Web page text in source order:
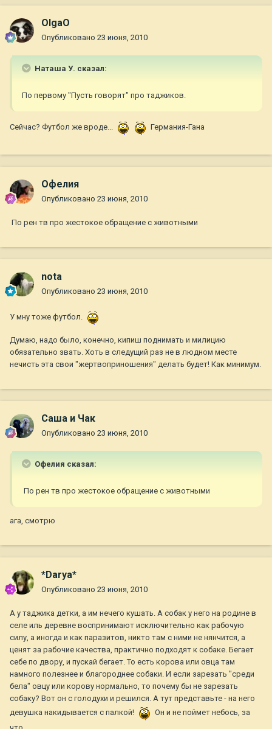
OlgaO
Опубликовано 23 июня, 2010
Наташа У. сказал:
По первому "Пусть говорят" про таджиков.
Сейчас? Футбол же вроде... Германия-Гана
Офелия
Опубликовано 23 июня, 2010
По рен тв про жестокое обращение с животными
nota
Опубликовано 23 июня, 2010
У мну тоже футбол.
Думаю, надо было, конечно, кипиш поднимать и милицию
обязательно звать. Хоть в следущий раз не в людном месте
нечисть эта свои "жертвоприношения" делать будет! Как минимум.
Саша и Чак
Опубликовано 23 июня, 2010
Офелия сказал:
По рен тв про жестокое обращение с животными
ага, смотрю
*Darya*
Опубликовано 23 июня, 2010
А у таджика детки, а им нечего кушать. А собак у него на родине в
селе иль деревне воспринимают исключительно как рабочую
силу, а иногда и как паразитов, никто там с ними не нянчится, а
ценят за рабочие качества, практично подходят к собаке. Бегает
себе по двору, и пускай бегает. То есть корова или овца там
намного полезнее и благороднее собаки. И если зарезать "среди
бела" овцу или корову нормально, то почему бы не зарезать
собаку? Вот он с голодухи и решился. А тут представьте - на него
девушка накидывается с палкой!
Он и не поймет небось, за